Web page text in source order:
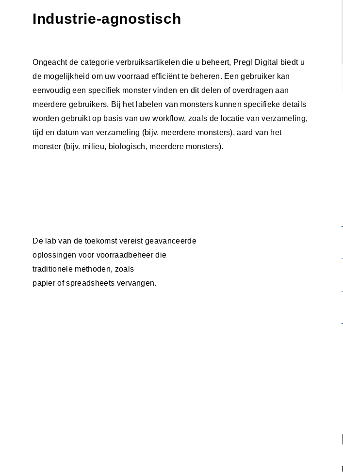
Industrie-agnostisch
Ongeacht de categorie verbruiksartikelen die u beheert, Pregl Digital biedt u
de mogelijkheid om uw voorraad efficiënt te beheren. Een gebruiker kan
eenvoudig een specifiek monster vinden en dit delen of overdragen aan
meerdere gebruikers. Bij het labelen van monsters kunnen specifieke details
worden gebruikt op basis van uw workflow, zoals de locatie van verzameling,
tijd en datum van verzameling (bijv. meerdere monsters), aard van het
monster (bijv. milieu, biologisch, meerdere monsters).
De lab van de toekomst vereist geavanceerde
oplossingen voor voorraadbeheer die
traditionele methoden, zoals
papier of spreadsheets vervangen.